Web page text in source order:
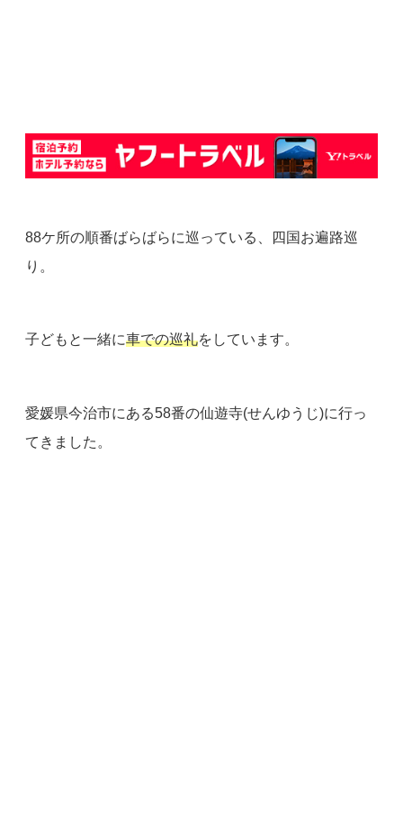
88ケ所の順番ばらばらに巡っている、四国お遍路巡
り。
子どもと一緒に車での巡礼をしています。
愛媛県今治市にある58番の仙遊寺(せんゆうじ)に行っ
てきました。